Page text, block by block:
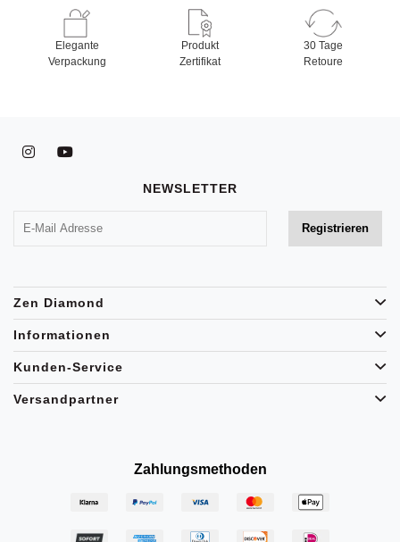
Elegante
Verpackung
Produkt
Zertifikat
30 Tage
Retoure
NEWSLETTER
Zen Diamond
Informationen
Kunden-Service
Versandpartner
Zahlungsmethoden